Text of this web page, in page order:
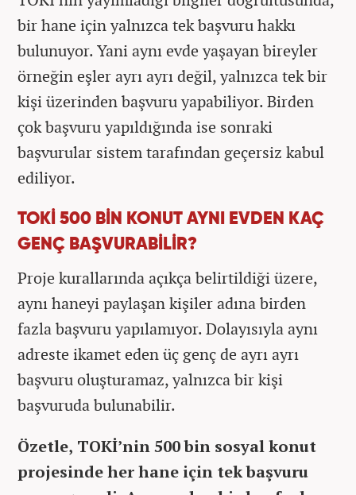
bir hane için yalnızca tek başvuru hakkı
bulunuyor. Yani aynı evde yaşayan bireyler
örneğin eşler ayrı ayrı değil, yalnızca tek bir
kişi üzerinden başvuru yapabiliyor. Birden
çok başvuru yapıldığında ise sonraki
başvurular sistem tarafından geçersiz kabul
ediliyor.
TOKİ 500 BİN KONUT AYNI EVDEN KAÇ
GENÇ BAŞVURABİLİR?
Proje kurallarında açıkça belirtildiği üzere,
aynı haneyi paylaşan kişiler adına birden
fazla başvuru yapılamıyor. Dolayısıyla aynı
adreste ikamet eden üç genç de ayrı ayrı
başvuru oluşturamaz, yalnızca bir kişi
başvuruda bulunabilir.
Özetle, TOKİ’nin 500 bin sosyal konut
projesinde her hane için tek başvuru